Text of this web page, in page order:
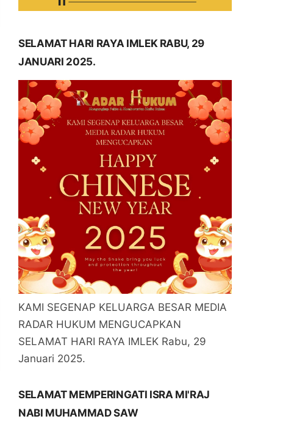
SELAMAT HARI RAYA IMLEK RABU, 29
JANUARI 2025.
KAMI SEGENAP KELUARGA BESAR MEDIA
RADAR HUKUM MENGUCAPKAN
SELAMAT HARI RAYA IMLEK Rabu, 29
Januari 2025.
SELAMAT MEMPERINGATI ISRA MI'RAJ
NABI MUHAMMAD SAW